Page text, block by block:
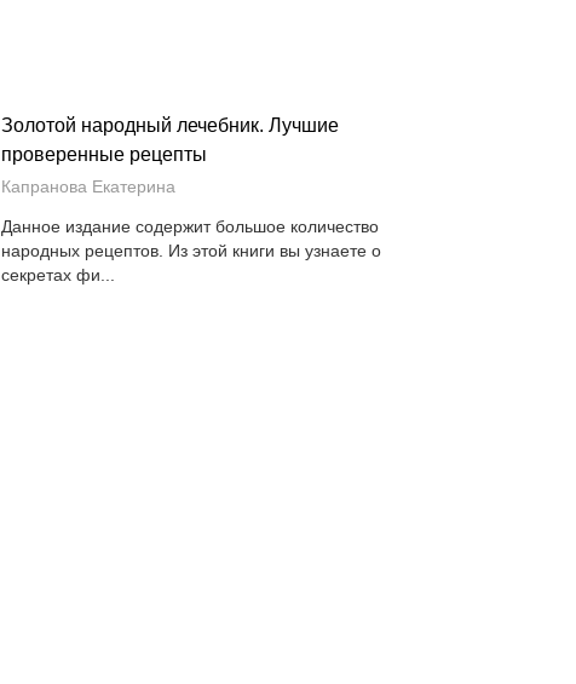
Золотой народный лечебник. Лучшие
проверенные рецепты
Капранова Екатерина
Данное издание содержит большое количество
народных рецептов. Из этой книги вы узнаете о
секретах фи...